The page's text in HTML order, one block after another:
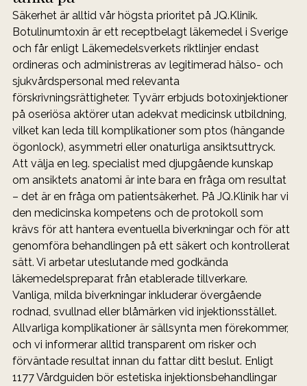
Säkerhet är alltid vår högsta prioritet på JQ.Klinik.
Botulinumtoxin är ett receptbelagt läkemedel i Sverige
och får enligt Läkemedelsverkets riktlinjer endast
ordineras och administreras av legitimerad hälso- och
sjukvårdspersonal med relevanta
förskrivningsrättigheter. Tyvärr erbjuds botoxinjektioner
på oseriösa aktörer utan adekvat medicinsk utbildning,
vilket kan leda till komplikationer som ptos (hängande
ögonlock), asymmetri eller onaturliga ansiktsuttryck.
Att välja en leg. specialist med djupgående kunskap
om ansiktets anatomi är inte bara en fråga om resultat
– det är en fråga om patientsäkerhet. På JQ.Klinik har vi
den medicinska kompetens och de protokoll som
krävs för att hantera eventuella biverkningar och för att
genomföra behandlingen på ett säkert och kontrollerat
sätt. Vi arbetar uteslutande med godkända
läkemedelspreparat från etablerade tillverkare.
Vanliga, milda biverkningar inkluderar övergående
rodnad, svullnad eller blåmärken vid injektionsstället.
Allvarliga komplikationer är sällsynta men förekommer,
och vi informerar alltid transparent om risker och
förväntade resultat innan du fattar ditt beslut. Enligt
1177 Vårdguiden bör estetiska injektionsbehandlingar